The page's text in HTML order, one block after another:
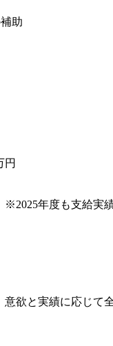
助
円
※2025年度も支給実
欲と実績に応じて